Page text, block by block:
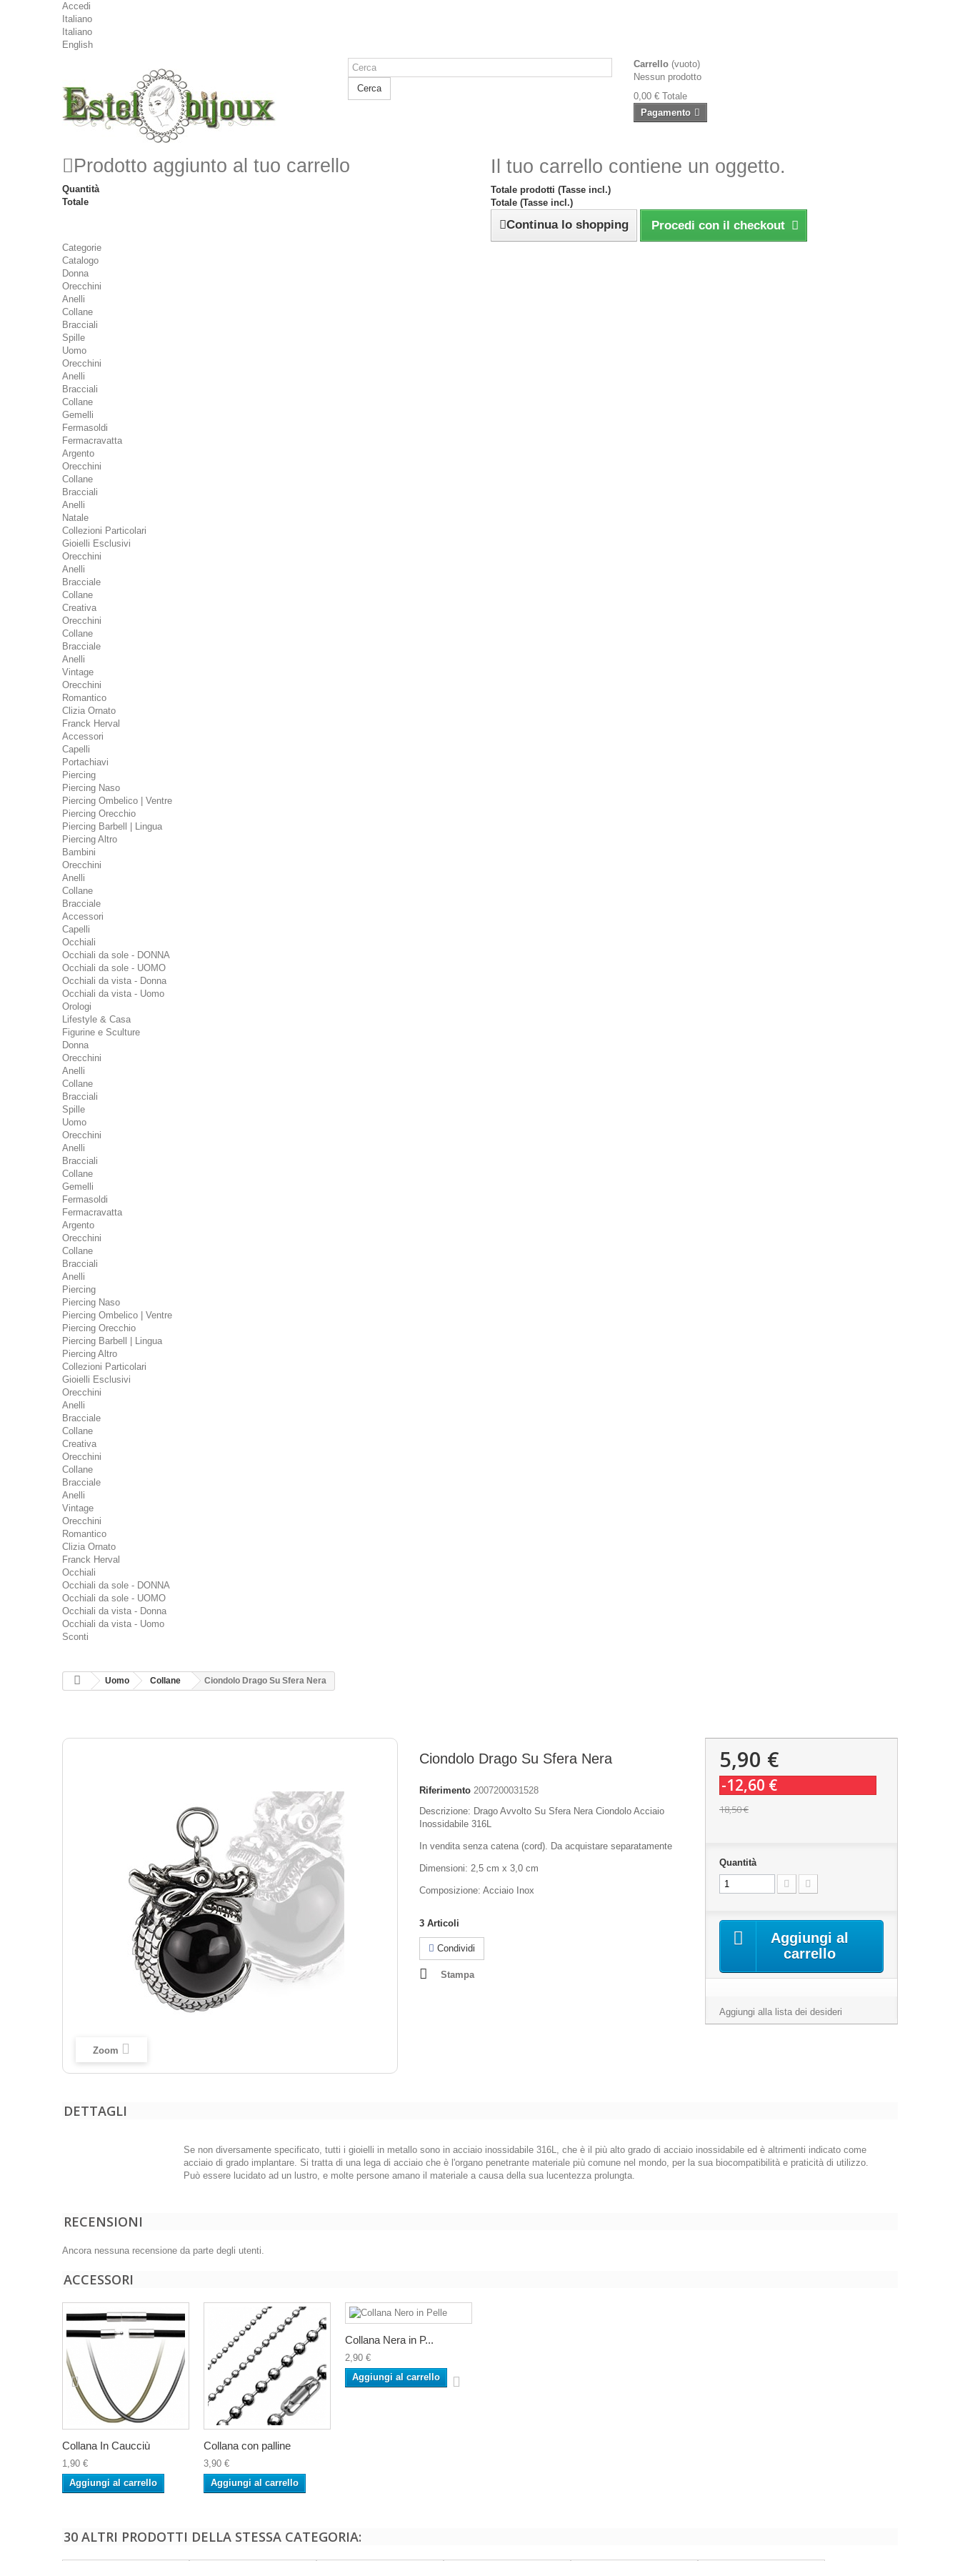
Accedi
Italiano
Italiano
English
Cerca
Carrello (vuoto)
Nessun prodotto
0,00 € Totale
Pagamento
Prodotto aggiunto al tuo carrello
Quantità
Totale
Il tuo carrello contiene un oggetto.
Totale prodotti (Tasse incl.)
Totale (Tasse incl.)
Continua lo shopping Procedi con il checkout
Categorie
Catalogo
Donna
Orecchini
Anelli
Collane
Bracciali
Spille
Uomo
Orecchini
Anelli
Bracciali
Collane
Gemelli
Fermasoldi
Fermacravatta
Argento
Orecchini
Collane
Bracciali
Anelli
Natale
Collezioni Particolari
Gioielli Esclusivi
Orecchini
Anelli
Bracciale
Collane
Creativa
Orecchini
Collane
Bracciale
Anelli
Vintage
Orecchini
Romantico
Clizia Ornato
Franck Herval
Accessori
Capelli
Portachiavi
Piercing
Piercing Naso
Piercing Ombelico | Ventre
Piercing Orecchio
Piercing Barbell | Lingua
Piercing Altro
Bambini
Orecchini
Anelli
Collane
Bracciale
Accessori
Capelli
Occhiali
Occhiali da sole - DONNA
Occhiali da sole - UOMO
Occhiali da vista - Donna
Occhiali da vista - Uomo
Orologi
Lifestyle & Casa
Figurine e Sculture
Donna
Orecchini
Anelli
Collane
Bracciali
Spille
Uomo
Orecchini
Anelli
Bracciali
Collane
Gemelli
Fermasoldi
Fermacravatta
Argento
Orecchini
Collane
Bracciali
Anelli
Piercing
Piercing Naso
Piercing Ombelico | Ventre
Piercing Orecchio
Piercing Barbell | Lingua
Piercing Altro
Collezioni Particolari
Gioielli Esclusivi
Orecchini
Anelli
Bracciale
Collane
Creativa
Orecchini
Collane
Bracciale
Anelli
Vintage
Orecchini
Romantico
Clizia Ornato
Franck Herval
Occhiali
Occhiali da sole - DONNA
Occhiali da sole - UOMO
Occhiali da vista - Donna
Occhiali da vista - Uomo
Sconti
Uomo Collane Ciondolo Drago Su Sfera Nera
Zoom
Ciondolo Drago Su Sfera Nera
Riferimento 2007200031528
Descrizione: Drago Avvolto Su Sfera Nera Ciondolo Acciaio
Inossidabile 316L
In vendita senza catena (cord). Da acquistare separatamente
Dimensioni: 2,5 cm x 3,0 cm
Composizione: Acciaio Inox
3 Articoli
Condividi
Stampa
5,90 €
-12,60 €
18,50 €
Quantità
Aggiungi al
carrello
Aggiungi alla lista dei desideri
DETTAGLI
Se non diversamente specificato, tutti i gioielli in metallo sono in acciaio inossidabile 316L, che è il più alto grado di acciaio inossidabile ed è altrimenti indicato come
acciaio di grado implantare. Si tratta di una lega di acciaio che è l'organo penetrante materiale più comune nel mondo, per la sua biocompatibilità e praticità di utilizzo.
Può essere lucidato ad un lustro, e molte persone amano il materiale a causa della sua lucentezza prolungta.
RECENSIONI
Ancora nessuna recensione da parte degli utenti.
ACCESSORI
Collana In Caucciù
1,90 €
Aggiungi al carrello
Collana con palline
3,90 €
Aggiungi al carrello
Collana Nera in P...
2,90 €
Aggiungi al carrello
30 ALTRI PRODOTTI DELLA STESSA CATEGORIA: